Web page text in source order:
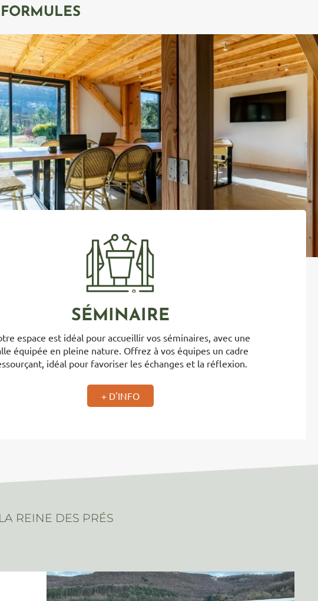
SÉMINAIRE
espace est idéal pour accueillir vos séminaires, avec une
équipée en pleine nature. Offrez à vos équipes un cadre
idéal pour favoriser les échanges et la réflexion.
+ D'INFO
REINE DES PRÉS